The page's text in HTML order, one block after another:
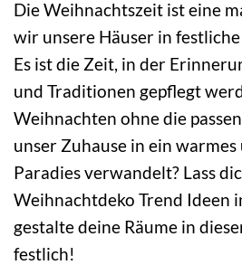
Die Weihnachtszeit ist eine
wir unsere Häuser in
Es ist die Zeit, in der
und Traditionen gepflegt
Weihnachten ohne die
unser Zuhause in ein
Paradies verwandelt? Lass
Weihnachtdeko Trend Ideen
gestalte deine Räume in
festlich!